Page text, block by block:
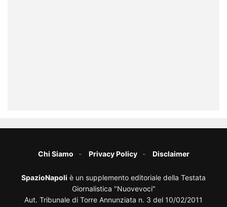
Chi Siamo Privacy Policy Disclaimer
SpazioNapoli è un supplemento editoriale della Testata
Giornalistica "Nuovevoci"
Aut. Tribunale di Torre Annunziata n. 3 del 10/02/2011